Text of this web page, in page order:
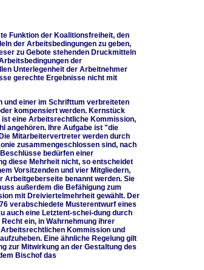
Funktion der Koalitionsfreiheit, den
der Arbeitsbedingungen zu geben,
zu Gebote stehenden Druckmitteln
der
Unterlegenheit der Arbeitnehmer
gerechte Ergebnisse nicht mit
und einer im Schrifttum verbreiteten
kompensiert werden. Kernstück
eine Arbeitsrechtliche Kommission,
angehören. Ihre Aufgabe ist "die
Mitarbeitervertreter werden durch
zusammengeschlossen sind, nach
bedürfen einer
diese Mehrheit nicht, so entscheidet
Vorsitzenden und vier Mitgliedern,
Arbeitgeberseite benannt werden. Sie
außerdem die Befähigung zum
mit Dreiviertelmehrheit gewählt. Der
verabschiedete Musterentwurf eines
auch eine Letztent-schei-dung durch
ein, in Wahrnehmung ihrer
Kommission und
Eine ähnliche Regelung gilt
zur Mitwirkung an der Gestaltung des
Bischof das